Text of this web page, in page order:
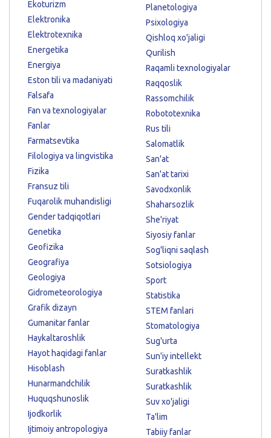
Ekoturizm
Elektronika
Elektrotexnika
Energetika
Energiya
Eston tili va madaniyati
Falsafa
Fan va texnologiyalar
Fanlar
Farmatsevtika
Filologiya va lingvistika
Fizika
Fransuz tili
Fuqarolik muhandisligi
Gender tadqiqotlari
Genetika
Geofizika
Geografiya
Geologiya
Gidrometeorologiya
Grafik dizayn
Gumanitar fanlar
Haykaltaroshlik
Hayot haqidagi fanlar
Hisoblash
Hunarmandchilik
Huquqshunoslik
Ijodkorlik
Ijtimoiy antropologiya
Planetologiya
Psixologiya
Qishloq xo'jaligi
Qurilish
Raqamli texnologiyalar
Raqqoslik
Rassomchilik
Robototexnika
Rus tili
Salomatlik
San'at
San'at tarixi
Savodxonlik
Shaharsozlik
She'riyat
Siyosiy fanlar
Sog'liqni saqlash
Sotsiologiya
Sport
Statistika
STEM fanlari
Stomatologiya
Sug'urta
Sun'iy intellekt
Suratkashlik
Suratkashlik
Suv xo'jaligi
Ta'lim
Tabiiy fanlar